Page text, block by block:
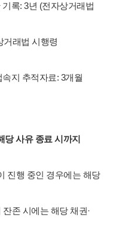
록: 3년 (전자상거래법
거래법 시행령
지 추적자료: 3개월
당 사유 종료 시까지
진행 중인 경우에는 해당
존 시에는 해당 채권·